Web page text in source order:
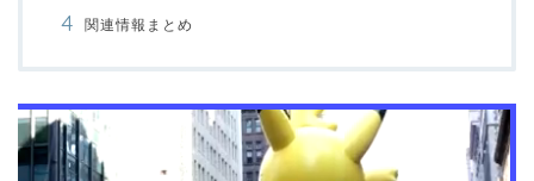
関連情報まとめ